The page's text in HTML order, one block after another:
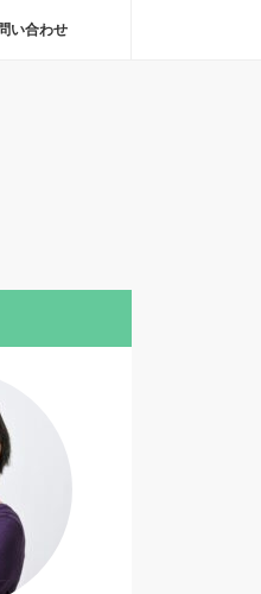
い合わせ